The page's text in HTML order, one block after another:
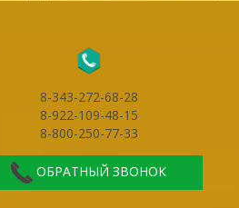
8-343-272-68-28
8-922-109-48-15
8-800-250-77-33
ОБРАТНЫЙ ЗВОНОК